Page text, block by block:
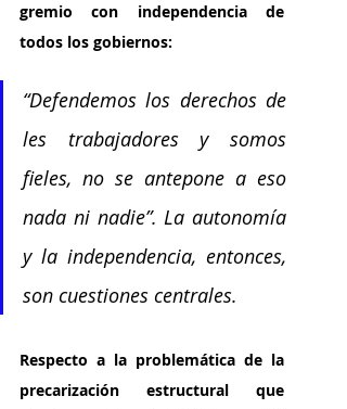
gremio con independencia de
todos los gobiernos:
“Defendemos los derechos de
les trabajadores y somos
fieles, no se antepone a eso
nada ni nadie”. La autonomía
y la independencia, entonces,
son cuestiones centrales.
Respecto a la problemática de la
precarización estructural que